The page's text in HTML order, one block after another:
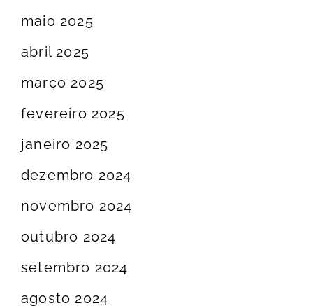
maio 2025
abril 2025
março 2025
fevereiro 2025
janeiro 2025
dezembro 2024
novembro 2024
outubro 2024
setembro 2024
agosto 2024